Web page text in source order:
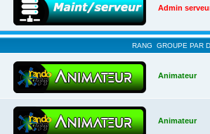
Admin
RANG GROUPE PAR
Animateur
Animateur